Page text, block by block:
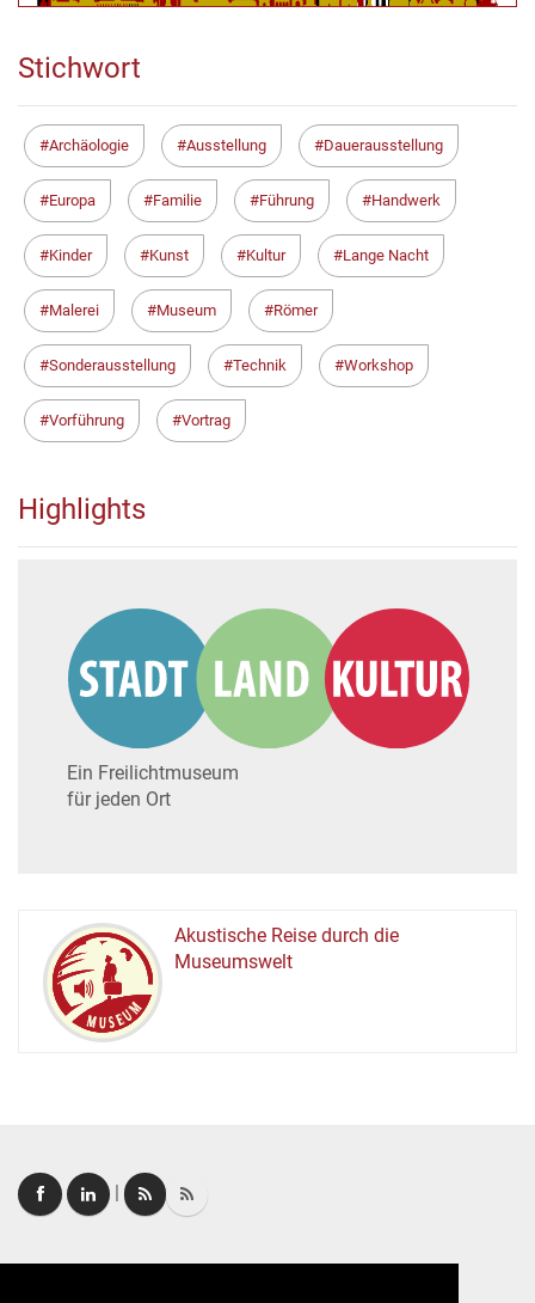
Stichwort
Archäologie Ausstellung Dauerausstellung
Europa Familie Führung Handwerk
Kinder Kunst Kultur Lange Nacht
Malerei Museum Römer
Sonderausstellung Technik Workshop
Vorführung Vortrag
Highlights
Ein Freilichtmuseum
für jeden Ort
MUSEUM
Akustische Reise durch die
Museumswelt